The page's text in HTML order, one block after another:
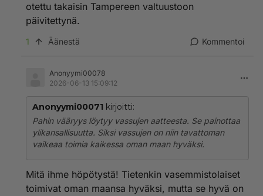
otettu takaisin Tampereen valtuustoon
päivitettynä.
1 Äänestä Kommentoi
Anonyymi00078
2026-06-13 15:09:12
Anonyymi00071 kirjoitti:
Pahin vääryys löytyy vassujen aatteesta. Se painottaa
ylikansallisuutta. Siksi vassujen on niin tavattoman
vaikeaa toimia kaikessa oman maan hyväksi.
Mitä ihme höpötystä! Tietenkin vasemmistolaiset
toimivat oman maansa hyväksi, mutta se hyvä on